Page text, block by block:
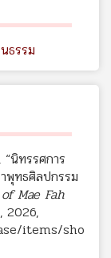
ธรรม
นิทรรศการ
พุทธศิลปกรรม
Mae Fah
2026,
items/sho